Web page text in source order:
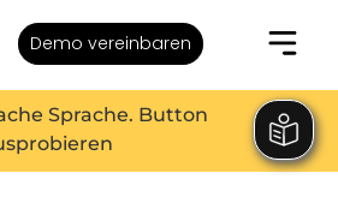
Demo vereinbaren
Sprache. Button